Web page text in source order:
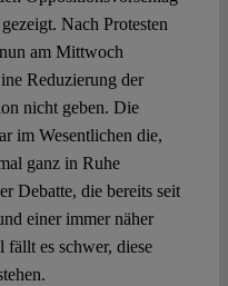
Nach Protesten
am Mittwoch
Reduzierung der
nicht geben. Die
im Wesentlichen die,
ganz in Ruhe
Debatte, die bereits seit
einer immer näher
fällt es schwer, diese